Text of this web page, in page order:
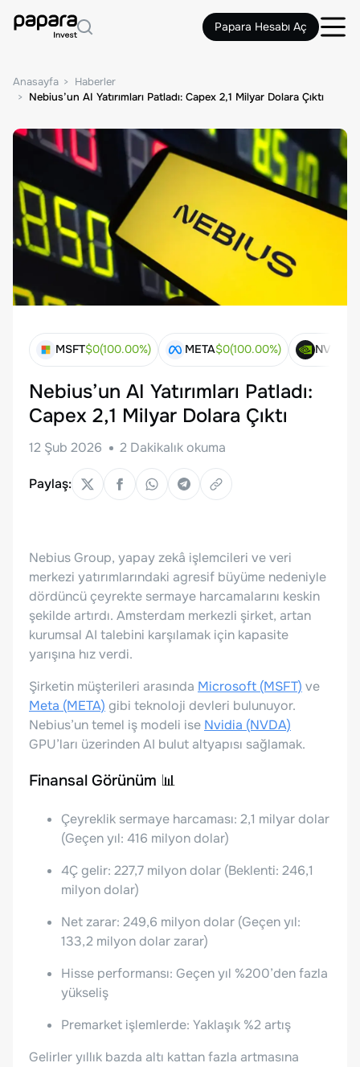
Papara Hesabı Aç
Anasayfa
Haberler
Nebius’un AI Yatırımları Patladı: Capex 2,1 Milyar Dolara Çıktı
MSFT$0(100.00%) META$0(100.00%) NVDA
Nebius’un AI Yatırımları Patladı:
Capex 2,1 Milyar Dolara Çıktı
12 Şub 2026 2 Dakikalık okuma
Paylaş:
Nebius Group, yapay zekâ işlemcileri ve veri
merkezi yatırımlarındaki agresif büyüme nedeniyle
dördüncü çeyrekte sermaye harcamalarını keskin
şekilde artırdı. Amsterdam merkezli şirket, artan
kurumsal AI talebini karşılamak için kapasite
yarışına hız verdi.
Şirketin müşterileri arasında Microsoft (MSFT) ve
Meta (META) gibi teknoloji devleri bulunuyor.
Nebius’un temel iş modeli ise Nvidia (NVDA)
GPU’ları üzerinden AI bulut altyapısı sağlamak.
Finansal Görünüm 📊
Çeyreklik sermaye harcaması: 2,1 milyar dolar
(Geçen yıl: 416 milyon dolar)
4Ç gelir: 227,7 milyon dolar (Beklenti: 246,1
milyon dolar)
Net zarar: 249,6 milyon dolar (Geçen yıl:
133,2 milyon dolar zarar)
Hisse performansı: Geçen yıl %200’den fazla
yükseliş
Premarket işlemlerde: Yaklaşık %2 artış
Gelirler yıllık bazda altı kattan fazla artmasına